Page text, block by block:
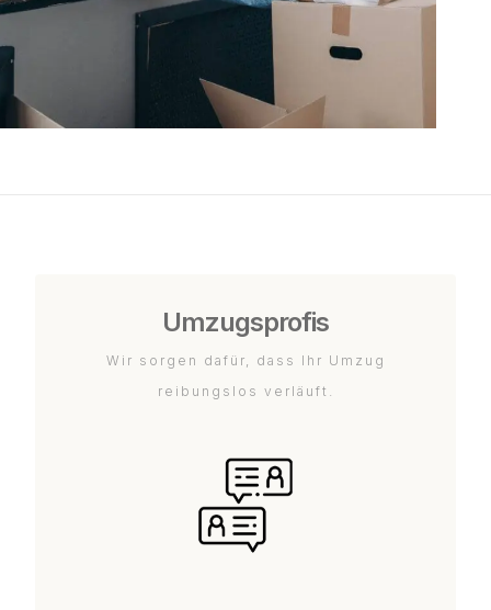
Umzugsprofis
Wir sorgen dafür, dass Ihr Umzug
reibungslos verläuft.